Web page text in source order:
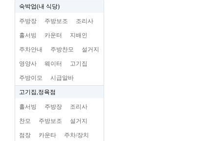
숙박업(내 식당)
주방장 주방보조 조리사
홀서빙 카운터 지배인
주차안내 주방찬모 설거지
영양사 웨이터 고기집
주방이모 시급알바
고기집,정육점
홀서빙 주방장 조리사
찬모 주방보조 설거지
점장 카운타 주차/장치